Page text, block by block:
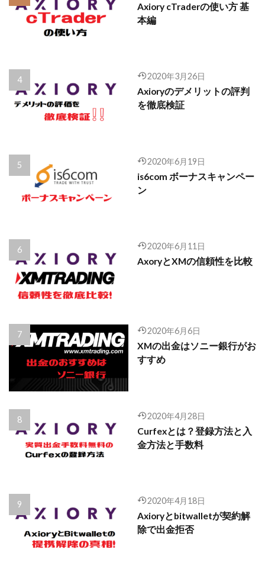
Axiory cTraderの使い方 基
本編
2020年3月26日
Axioryのデメリットの評判
を徹底検証
2020年6月19日
is6com ボーナスキャンペー
ン
2020年6月11日
AxoryとXMの信頼性を比較
2020年6月6日
XMの出金はソニー銀行がお
すすめ
2020年4月28日
Curfexとは？登録方法と入
金方法と手数料
2020年4月18日
Axioryとbitwalletが契約解
除で出金拒否